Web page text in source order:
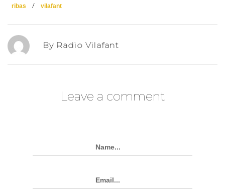
ribas / vilafant
By Radio Vilafant
Leave a comment